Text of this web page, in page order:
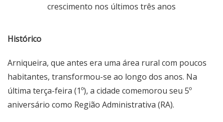
crescimento nos últimos três anos
Histórico
Arniqueira, que antes era uma área rural com poucos
habitantes, transformou-se ao longo dos anos. Na
última terça-feira (1º), a cidade comemorou seu 5º
aniversário como Região Administrativa (RA).